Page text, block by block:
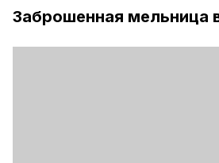
Заброшенная мельница